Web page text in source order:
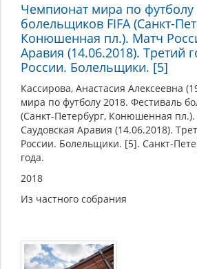
Чемпионат мира по футболу
болельщиков FIFA (Санкт-
Конюшенная пл.). Матч
Аравия (14.06.2018). Третий
России. Болельщики. [5]
Кассирова, Анастасия Алексеевна
мира по футболу 2018. Фестиваль
(Санкт-Петербург, Конюшенная
Саудовская Аравия (14.06.2018).
России. Болельщики. [5]. Санкт-
года.
2018
Из частного собрания